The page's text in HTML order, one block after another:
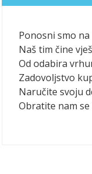
Ponosni smo
Naš tim čine
Od odabira
Zadovoljstvo
Naručite svoju
Obratite nam